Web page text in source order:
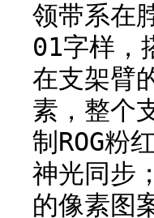
领带系在
01字样，
在支架臂
素，整个
制ROG粉
神光同步
的像素图